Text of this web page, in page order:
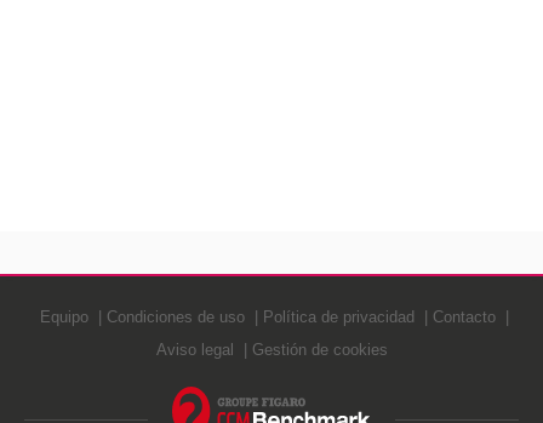
Equipo Condiciones de uso Política de privacidad
Contacto
Aviso legal
Gestión de cookies